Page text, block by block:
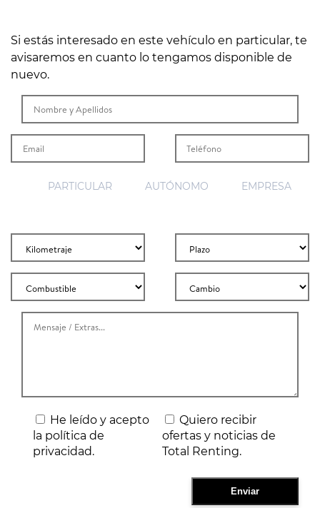
Si estás interesado en este vehículo en particular, te
avisaremos en cuanto lo tengamos disponible de
nuevo.
PARTICULAR AUTÓNOMO EMPRESA
He leído y acepto
la política de
privacidad.
Quiero recibir
ofertas y noticias de
Total Renting.